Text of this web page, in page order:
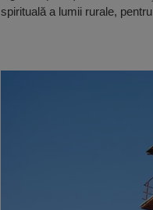
spirituală a lumii rurale,